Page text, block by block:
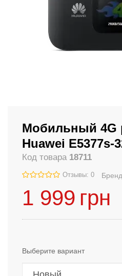
Мобильный 4G
Huawei E5377s-
Код товара 18711
Отзывы: 0
1 999 грн
Выберите вариант